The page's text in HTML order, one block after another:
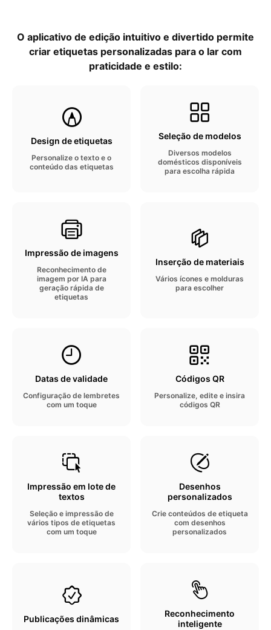
O aplicativo de edição intuitivo e divertido permite
criar etiquetas personalizadas para o lar com
praticidade e estilo:
Design de etiquetas
Personalize o texto e o
conteúdo das etiquetas
Seleção de modelos
Diversos modelos
domésticos disponíveis
para escolha rápida
Impressão de imagens
Reconhecimento de
imagem por IA para
geração rápida de
etiquetas
Inserção de materiais
Vários ícones e molduras
para escolher
Datas de validade
Configuração de lembretes
com um toque
Códigos QR
Personalize, edite e insira
códigos QR
Impressão em lote de
textos
Seleção e impressão de
vários tipos de etiquetas
com um toque
Desenhos
personalizados
Crie conteúdos de etiqueta
com desenhos
personalizados
Publicações dinâmicas
Reconhecimento
inteligente